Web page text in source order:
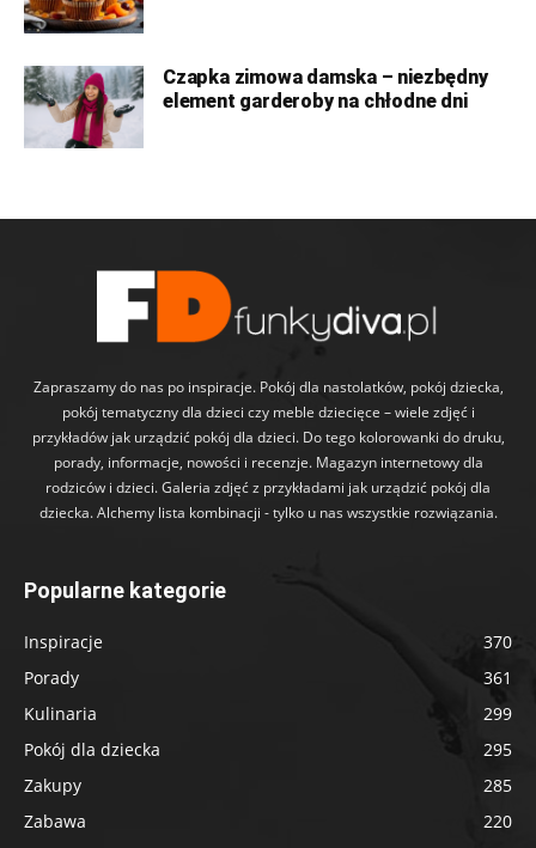
Czapka zimowa damska – niezbędny
element garderoby na chłodne dni
Zapraszamy do nas po inspiracje. Pokój dla nastolatków, pokój dziecka,
pokój tematyczny dla dzieci czy meble dziecięce – wiele zdjęć i
przykładów jak urządzić pokój dla dzieci. Do tego kolorowanki do druku,
porady, informacje, nowości i recenzje. Magazyn internetowy dla
rodziców i dzieci. Galeria zdjęć z przykładami jak urządzić pokój dla
dziecka. Alchemy lista kombinacji - tylko u nas wszystkie rozwiązania.
Popularne kategorie
Inspiracje
370
Porady
361
Kulinaria
299
Pokój dla dziecka
295
Zakupy
285
Zabawa
220